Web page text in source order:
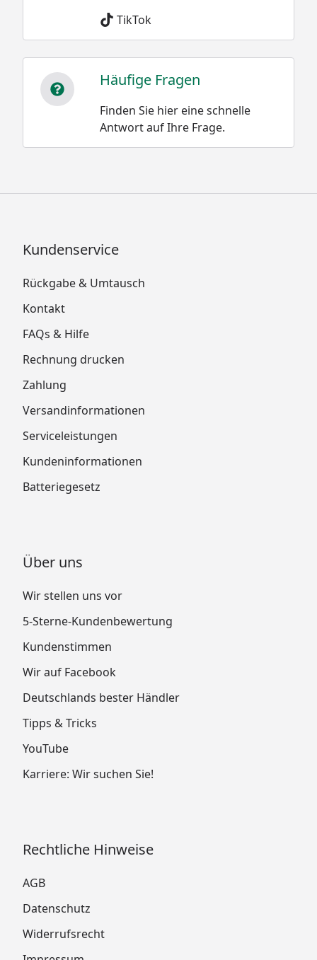
TikTok
Häufige Fragen
Finden Sie hier eine schnelle
Antwort auf Ihre Frage.
Kundenservice
Rückgabe & Umtausch
Kontakt
FAQs & Hilfe
Rechnung drucken
Zahlung
Versandinformationen
Serviceleistungen
Kundeninformationen
Batteriegesetz
Über uns
Wir stellen uns vor
5-Sterne-Kundenbewertung
Kundenstimmen
Wir auf Facebook
Deutschlands bester Händler
Tipps & Tricks
YouTube
Karriere: Wir suchen Sie!
Rechtliche Hinweise
AGB
Datenschutz
Widerrufsrecht